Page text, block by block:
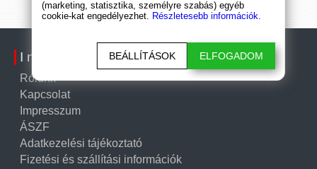
Információk
Rólunk
Kapcsolat
Impresszum
ÁSZF
Adatkezelési tájékoztató
Fizetési és szállítási információk
(marketing, statisztika, személyre szabás) egyéb
cookie-kat engedélyezhet. Részletesebb információk.
BEÁLLÍTÁSOK ELFOGADOM